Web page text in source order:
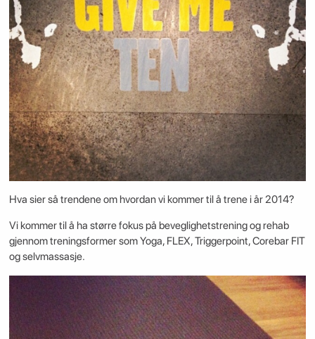
Hva sier så trendene om hvordan vi kommer til å trene i år 2014?
Vi kommer til å ha større fokus på beveglighetstrening og rehab
gjennom treningsformer som Yoga, FLEX, Triggerpoint, Corebar FIT
og selvmassasje.